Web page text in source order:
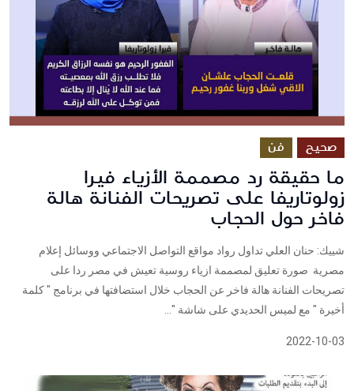
صحيح فن
ما حقيقة رد مصممة الأزياء فيرا
زولوتاريفا على تصريحات الفنانة هالة
فاخر حول الحجاب
شييك: حنان العلي تداول رواد مواقع التواصل الاجتماعي ووسائل إعلام
مصرية صورة تعليق لمصممة ازياء روسية تعيش في مصر ردا على
تصريحات الفنانة هالة فاخر عن الحجاب خلال استضافتها في برنامج " كلمة
أخيرة " مع لميس الحديدي على شاشة "...
2022-10-03